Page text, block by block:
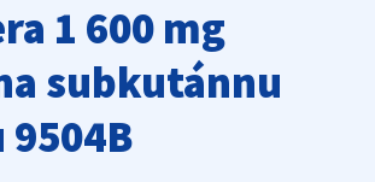
1 600 mg
subkutánnu